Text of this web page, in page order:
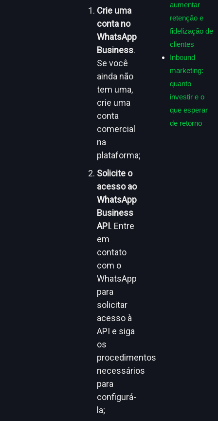
Crie uma
conta no
WhatsApp
Business.
Se você
ainda não
tem uma,
crie uma
conta
comercial
na
plataforma;
Solicite o
acesso ao
WhatsApp
Business
API. Entre
em
contato
com o
WhatsApp
para
solicitar
acesso à
API e siga
os
procedimentos
necessários
para
configurá-
la;
aumentar
retenção e
fidelização de
clientes
Inbound
marketing:
quanto
investir e o
que esperar
de retorno